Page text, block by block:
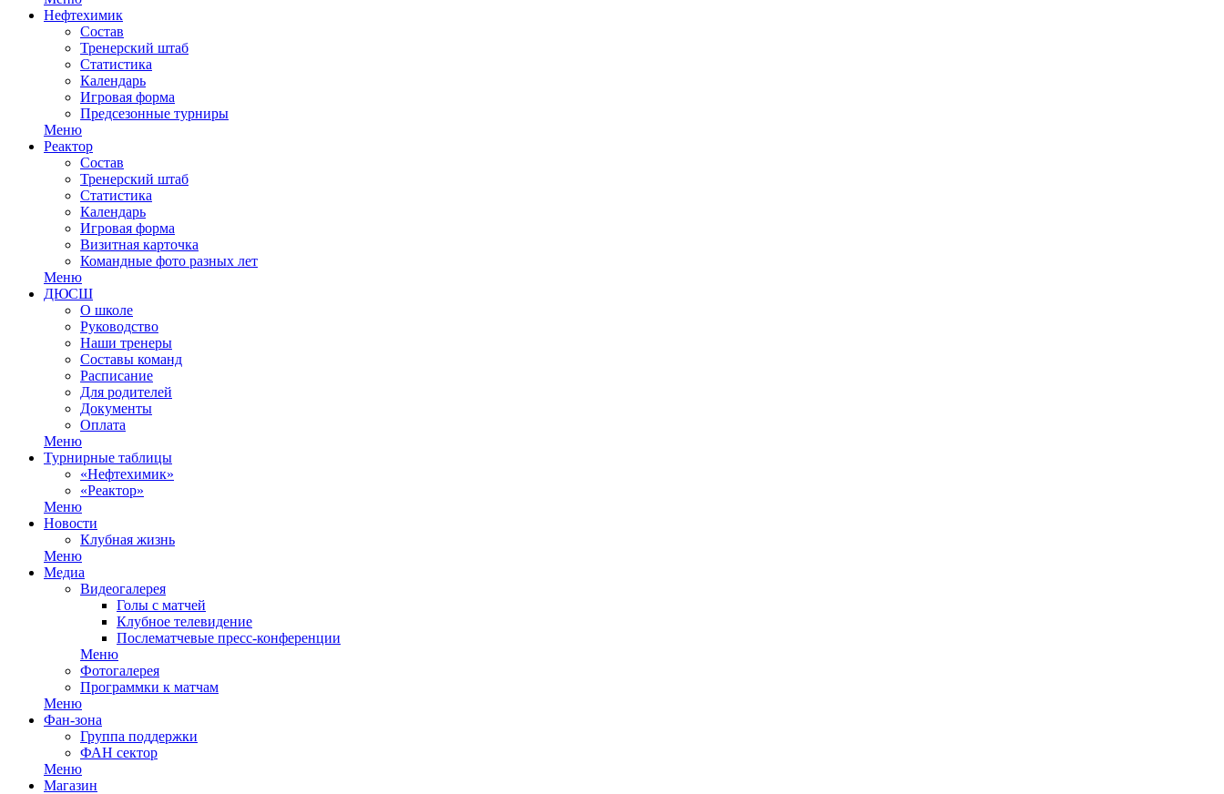
Нефтехимик
Состав
Тренерский штаб
Статистика
Календарь
Игровая форма
Предсезонные турниры
Меню
Реактор
Состав
Тренерский штаб
Статистика
Календарь
Игровая форма
Визитная карточка
Командные фото разных лет
Меню
ДЮСШ
О школе
Руководство
Наши тренеры
Составы команд
Расписание
Для родителей
Документы
Оплата
Меню
Турнирные таблицы
«Нефтехимик»
«Реактор»
Меню
Новости
Клубная жизнь
Меню
Медиа
Видеогалерея
Голы с матчей
Клубное телевидение
Послематчевые пресс-конференции
Меню
Фотогалерея
Программки к матчам
Меню
Фан-зона
Группа поддержки
ФАН сектор
Меню
Магазин